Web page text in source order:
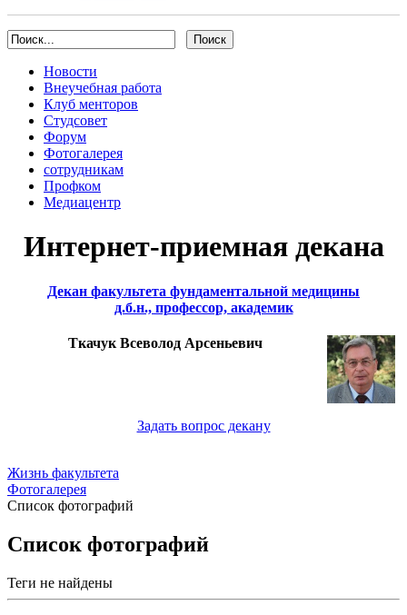
Новости
Внеучебная работа
Клуб менторов
Студсовет
Форум
Фотогалерея
сотрудникам
Профком
Медиацентр
Интернет-приемная декана
Декан факультета фундаментальной медицины
д.б.н., профессор, академик
Ткачук Всеволод Арсеньевич
Задать вопрос декану
Жизнь факультета
Фотогалерея
Список фотографий
Список фотографий
Теги не найдены